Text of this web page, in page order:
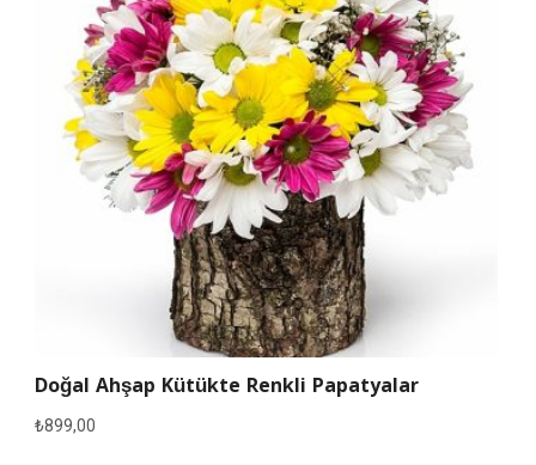
Doğal Ahşap Kütükte Renkli Papatyalar
₺899,00